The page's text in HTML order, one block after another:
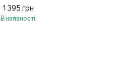
1 395 грн
В наявності